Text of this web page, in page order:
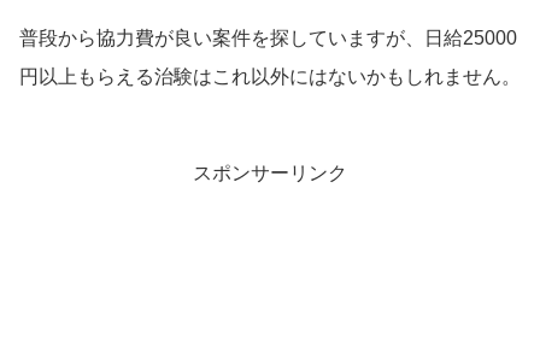
普段から協力費が良い案件を探していますが、日給25000
円以上もらえる治験はこれ以外にはないかもしれません。
スポンサーリンク